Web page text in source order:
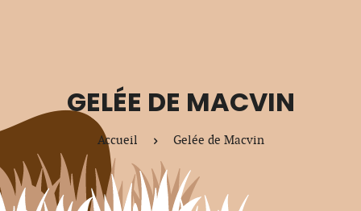
GELÉE DE MACVIN
Accueil Gelée de Macvin